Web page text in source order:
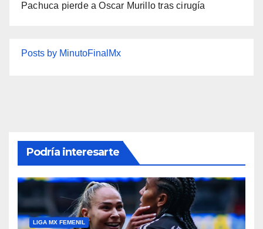
Pachuca pierde a Oscar Murillo tras cirugía
Posts by MinutoFinalMx
Podría interesarte
LIGA MX FEMENIL